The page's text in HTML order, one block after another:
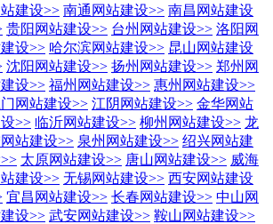
建设>> 南通网站建设>> 南昌网站建设
贵阳网站建设>> 台州网站建设>> 洛阳网
设>> 哈尔滨网站建设>> 昆山网站建设
沈阳网站建设>> 扬州网站建设>> 郑州网
设>> 福州网站建设>> 惠州网站建设>>
网站建设>> 江阴网站建设>> 金华网站
>> 临沂网站建设>> 柳州网站建设>> 龙
站建设>> 泉州网站建设>> 绍兴网站建
>> 太原网站建设>> 唐山网站建设>> 威海
建设>> 无锡网站建设>> 西安网站建设
宜昌网站建设>> 长春网站建设>> 中山网
设>> 武安网站建设>> 鞍山网站建设>>